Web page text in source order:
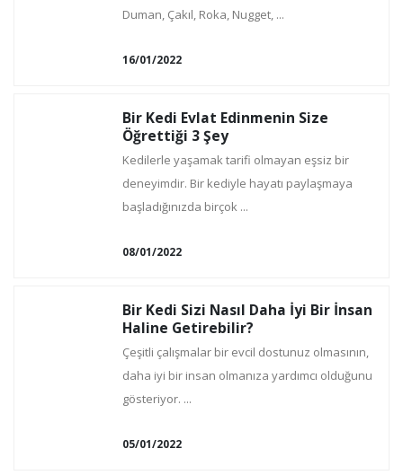
Duman, Çakıl, Roka, Nugget, ...
16/01/2022
Bir Kedi Evlat Edinmenin Size
Öğrettiği 3 Şey
Kedilerle yaşamak tarifi olmayan eşsiz bir
deneyimdir. Bir kediyle hayatı paylaşmaya
başladığınızda birçok ...
08/01/2022
Bir Kedi Sizi Nasıl Daha İyi Bir İnsan
Haline Getirebilir?
Çeşitli çalışmalar bir evcil dostunuz olmasının,
daha iyi bir insan olmanıza yardımcı olduğunu
gösteriyor. ...
05/01/2022